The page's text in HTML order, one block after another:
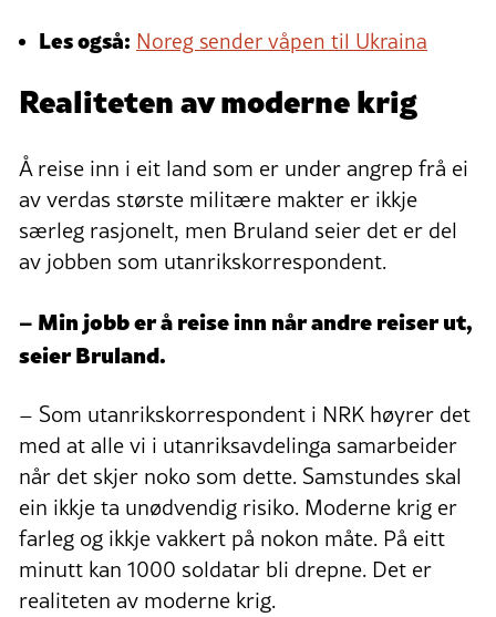
Les også: Noreg sender våpen til Ukraina
Realiteten av moderne krig
Å reise inn i eit land som er under angrep frå ei
av verdas største militære makter er ikkje
særleg rasjonelt, men Bruland seier det er del
av jobben som utanrikskorrespondent.
– Min jobb er å reise inn når andre reiser ut,
seier Bruland.
– Som utanrikskorrespondent i NRK høyrer det
med at alle vi i utanriksavdelinga samarbeider
når det skjer noko som dette. Samstundes skal
ein ikkje ta unødvendig risiko. Moderne krig er
farleg og ikkje vakkert på nokon måte. På eitt
minutt kan 1000 soldatar bli drepne. Det er
realiteten av moderne krig.